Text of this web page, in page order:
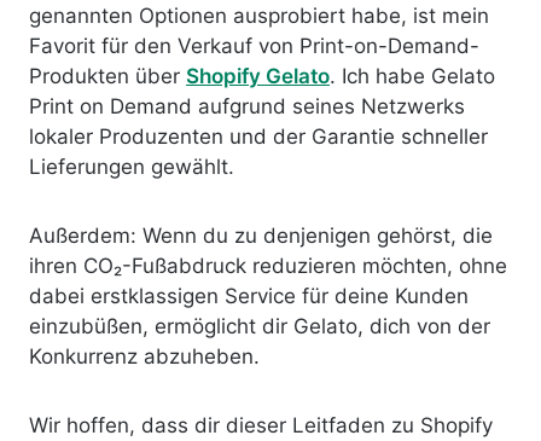
genannten Optionen ausprobiert habe, ist mein
Favorit für den Verkauf von Print-on-Demand-
Produkten über Shopify Gelato. Ich habe Gelato
Print on Demand aufgrund seines Netzwerks
lokaler Produzenten und der Garantie schneller
Lieferungen gewählt.
Außerdem: Wenn du zu denjenigen gehörst, die
ihren CO₂-Fußabdruck reduzieren möchten, ohne
dabei erstklassigen Service für deine Kunden
einzubüßen, ermöglicht dir Gelato, dich von der
Konkurrenz abzuheben.
Wir hoffen, dass dir dieser Leitfaden zu Shopify